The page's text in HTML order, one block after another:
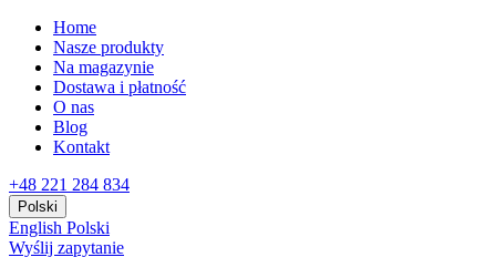
Home
Nasze produkty
Na magazynie
Dostawa i płatność
O nas
Blog
Kontakt
+48 221 284 834
Polski
English Polski
Wyślij zapytanie